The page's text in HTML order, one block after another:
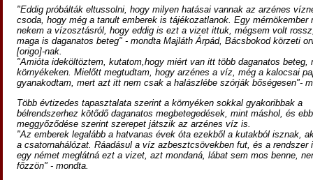
"Eddig próbálták eltussolni, hogy milyen hatásai vannak az arzénes
csoda, hogy még a tanult emberek is tájékozatlanok. Egy mérnökember
nekem a vízosztásról, hogy eddig is ezt a vizet ittuk, mégsem volt
maga is daganatos beteg" - mondta Majláth Árpád, Bácsbokod körzeti
[origo]-nak.
"Amióta ideköltöztem, kutatom,hogy miért van itt több daganatos beteg,
környékeken. Mielőtt megtudtam, hogy arzénes a víz, még a kalocsai
gyanakodtam, mert azt itt nem csak a halászlébe szórják bőségesen"-
Több évtizedes tapasztalata szerint a környéken sokkal gyakoribbak a
bélrendszerhez kötődő daganatos megbetegedések, mint máshol, és
meggyőződése szerint szerepet játszik az arzénes víz is.
"Az emberek legalább a hatvanas évek óta ezekből a kutakból isznak,
a csatornahálózat. Ráadásul a víz azbesztcsövekben fut, és a rendszer
egy német meglátná ezt a vizet, azt mondaná, lábat sem mos benne,
főzzön" - mondta.